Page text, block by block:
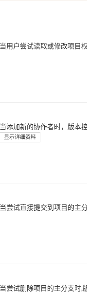
当用户尝试读取或修改项目
当添加新的协作者时，版本
显示详细资料
当尝试直接提交到项目的主
当尝试删除项目的主分支时,